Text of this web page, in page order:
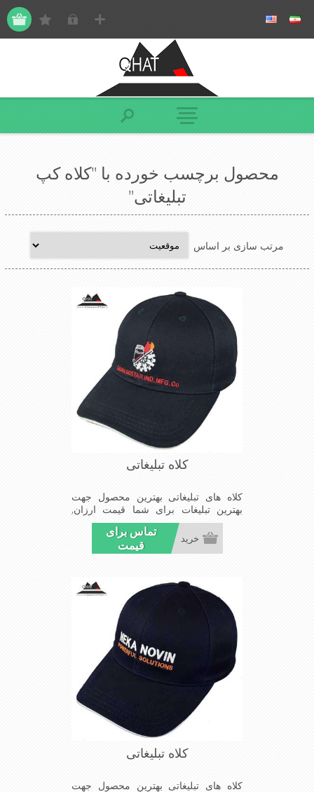
محصول برچسب خورده با "کلاه کپ
تبلیغاتی"
مرتب سازی بر اساس
کلاه تبلیغاتی
کلاه های تبلیغاتی بهترین محصول جهت
بهترین تبلیغات برای شما قیمت ارزان,
کیفیت مناسب و تحویل بموقع سفارشات
تماس برای
قیمت
خرید
کلاه تبلیغاتی
کلاه های تبلیغاتی بهترین محصول جهت